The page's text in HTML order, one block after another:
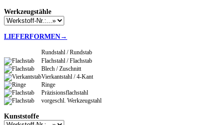
Werkzeugstähle
LIEFERFORMEN→
Rundstahl / Rundstab
Flachstahl / Flachstab
Blech / Zuschnitt
Vierkantstahl / 4-Kant
Ringe
Präzisionsflachstahl
vorgeschl. Werkzeugstahl
Kunststoffe